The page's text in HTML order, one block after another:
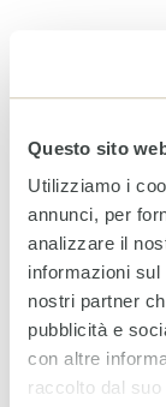
Questo sito
Utilizziamo i
annunci, per
analizzare il
informazioni
nostri partner
pubblicità e
con altre
raccolto dal
metà di tutti i
[4]GLOBAL
Emergency
[5]UNHCR,
Articoli